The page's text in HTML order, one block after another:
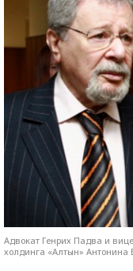
Адвокат Генрих Падва и
холдинга «Алтын» Антонина